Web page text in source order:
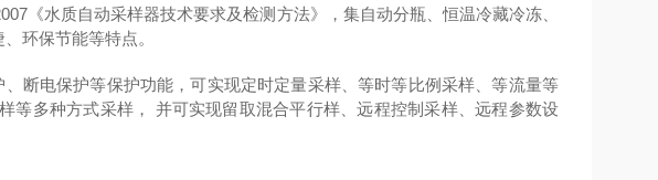
《水质自动采样器技术要求及检测方法》，集自动分瓶、恒温冷藏冷冻、
环保节能等特点。
断电保护等保护功能，可实现定时定量采样、等时等比例采样、等流量等
等多种方式采样， 并可实现留取混合平行样、远程控制采样、远程参数设